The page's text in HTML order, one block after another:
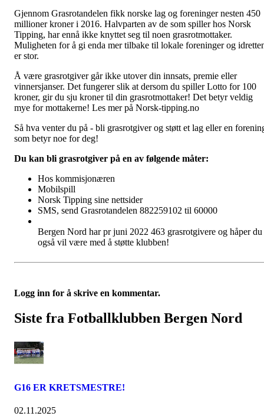
Gjennom Grasrotandelen fikk norske lag og foreninger nesten 450
millioner kroner i 2016. Halvparten av de som spiller hos Norsk
Tipping, har ennå ikke knyttet seg til noen grasrotmottaker.
Muligheten for å gi enda mer tilbake til lokale foreninger og
er stor.
Å være grasrotgiver går ikke utover din innsats, premie eller
vinnersjanser. Det fungerer slik at dersom du spiller Lotto for 100
kroner, gir du sju kroner til din grasrotmottaker! Det betyr veldig
mye for mottakerne! Les mer på Norsk-tipping.no
Så hva venter du på - bli grasrotgiver og støtt et lag eller en
som betyr noe for deg!
Du kan bli grasrotgiver på en av følgende måter:
Hos kommisjonæren
Mobilspill
Norsk Tipping sine nettsider
SMS, send Grasrotandelen 882259102 til 60000
Bergen Nord har pr juni 2022 463 grasrotgivere og håper du
også vil være med å støtte klubben!
Logg inn for å skrive en kommentar.
Siste fra Fotballklubben Bergen Nord
G16 ER KRETSMESTRE!
02.11.2025